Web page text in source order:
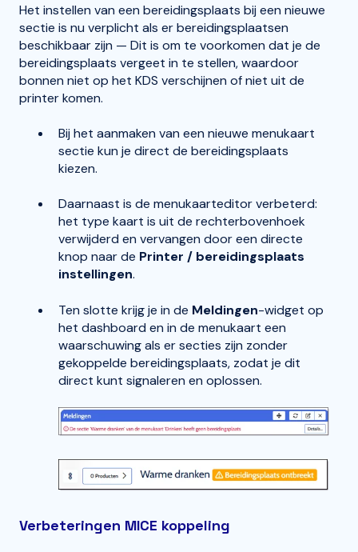
Het instellen van een bereidingsplaats bij een nieuwe
sectie is nu verplicht als er bereidingsplaatsen
beschikbaar zijn — Dit is om te voorkomen dat je de
bereidingsplaats vergeet in te stellen, waardoor
bonnen niet op het KDS verschijnen of niet uit de
printer komen.
Bij het aanmaken van een nieuwe menukaart
sectie kun je direct de bereidingsplaats
kiezen.
Daarnaast is de menukaarteditor verbeterd:
het type kaart is uit de rechterbovenhoek
verwijderd en vervangen door een directe
knop naar de Printer / bereidingsplaats
instellingen.
Ten slotte krijg je in de Meldingen-widget op
het dashboard en in de menukaart een
waarschuwing als er secties zijn zonder
gekoppelde bereidingsplaats, zodat je dit
direct kunt signaleren en oplossen.
Verbeteringen MICE koppeling